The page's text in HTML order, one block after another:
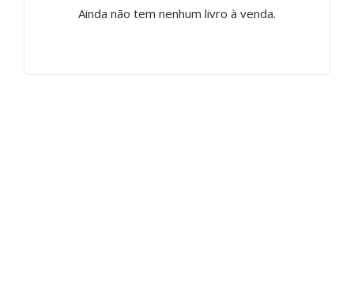
Ainda não tem nenhum livro à venda.